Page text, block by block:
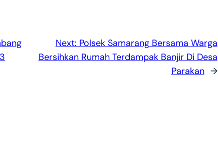
Next: Polsek Samarang Bersama Warga
Bersihkan Rumah Terdampak Banjir Di Desa
Parakan →